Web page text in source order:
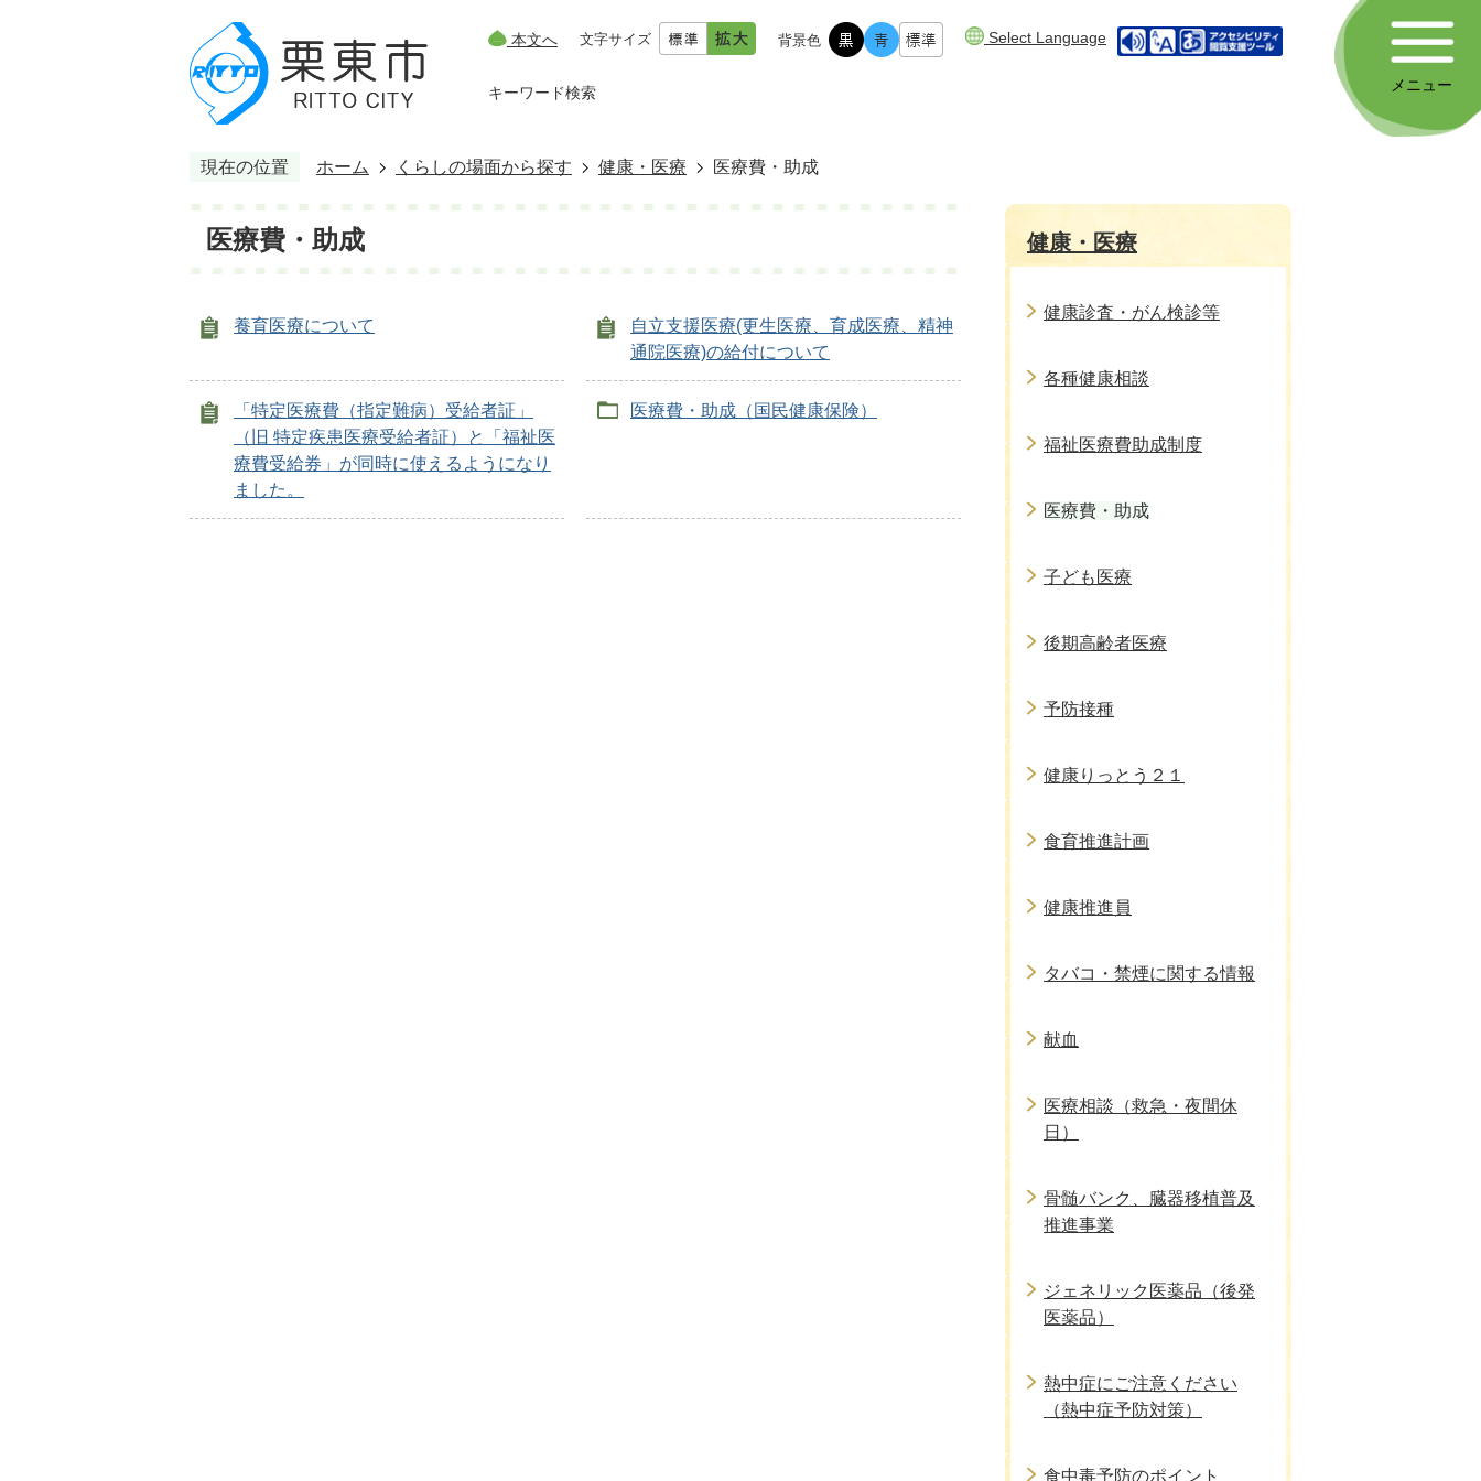
本文へ 文字サイズ 背景色 Select Language
キーワード検索 メニュー
現在の位置 ホーム くらしの場面から探す 健康・医療 医療費・助成
医療費・助成
養育医療について
自立支援医療(更生医療、育成医療、精神
通院医療)の給付について
「特定医療費（指定難病）受給者証」
（旧 特定疾患医療受給者証）と「福祉医
療費受給券」が同時に使えるようになり
ました。
医療費・助成（国民健康保険）
健康・医療
健康診査・がん検診等
各種健康相談
福祉医療費助成制度
医療費・助成
子ども医療
後期高齢者医療
予防接種
健康りっとう２１
食育推進計画
健康推進員
タバコ・禁煙に関する情報
献血
医療相談（救急・夜間休
日）
骨髄バンク、臓器移植普及
推進事業
ジェネリック医薬品（後発
医薬品）
熱中症にご注意ください
（熱中症予防対策）
食中毒予防のポイント